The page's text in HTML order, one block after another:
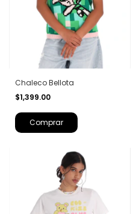
Chaleco Bellota
$1,399.00
Comprar